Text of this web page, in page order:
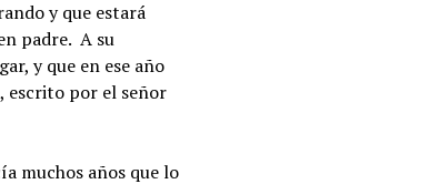
y que estará
padre. A su
y que en ese año
escrito por el señor
muchos años que lo